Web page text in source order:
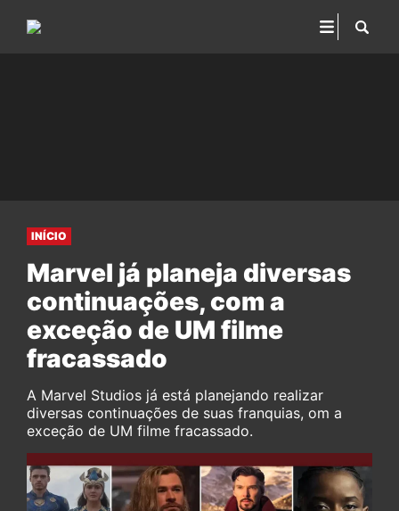
INÍCIO
Marvel já planeja diversas
continuações, com a
exceção de UM filme
fracassado
A Marvel Studios já está planejando realizar
diversas continuações de suas franquias, om a
exceção de UM filme fracassado.